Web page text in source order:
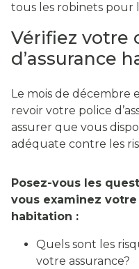
tous les robinets pour
Vérifiez votre
d’assurance
Le mois de décembre
revoir votre police
assurer que vous
adéquate contre les
Posez-vous les
vous examinez votre
habitation :
Quels sont les
votre assurance?